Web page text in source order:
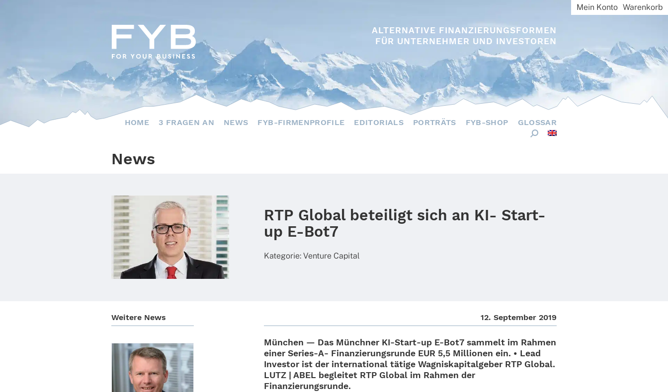
ALTERNATIVE FINANZIERUNGSFORMEN
FÜR UNTERNEHMER UND INVESTOREN
Mein Konto Warenkorb
HOME 3 FRAGEN AN NEWS FYB-FIRMENPROFILE EDITORIALS PORTRÄTS FYB-SHOP GLOSSAR
News
RTP Global beteiligt sich an KI- Start-
up E‑Bot7
Kate­go­rie: Venture Capi­tal
Weitere News 12. Septem­ber 2019
München — Das Münchner KI-Start-up E‑Bot7sammelt im Rahmen
einer Series-A- Finan­zie­rungs­runde EUR 5,5 Millio­nen ein. • Lead
Inves­tor ist der inter­na­tio­nal tätige Wagnis­ka­pi­tal­ge­ber RTP Global.
LUTZ | ABEL beglei­tet RTP Global im Rahmen der
Finanzierungsrunde.